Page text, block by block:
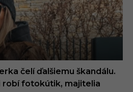
čelí ďalšiemu škandálu.
robí fotokútik, majitelia